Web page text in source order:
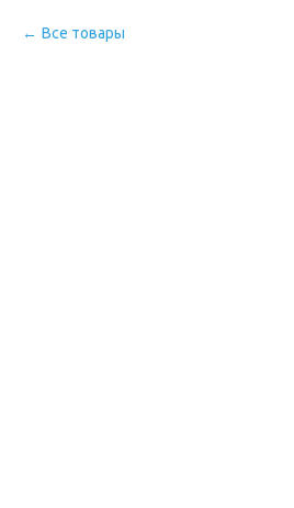
Все товары